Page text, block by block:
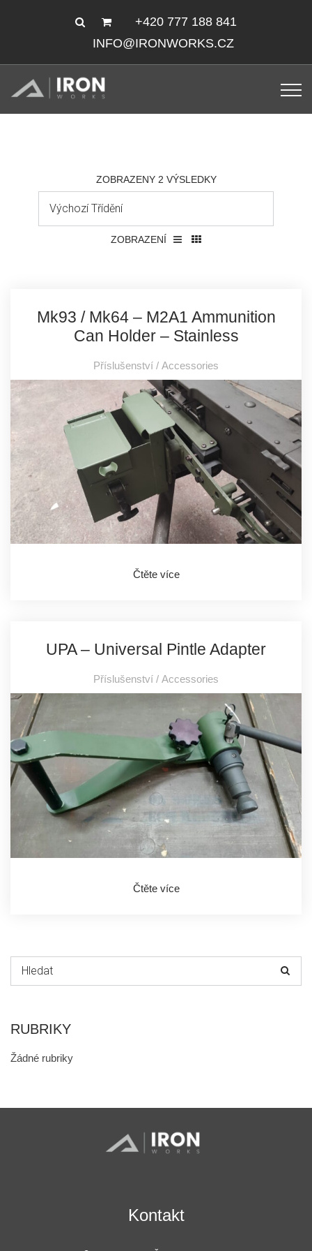
+420 777 188 841
INFO@IRONWORKS.CZ
ZOBRAZENY 2 VÝSLEDKY
ZOBRAZENÍ
Mk93 / Mk64 – M2A1 Ammunition
Can Holder – Stainless
Příslušenství / Accessories
Čtěte více
UPA – Universal Pintle Adapter
Příslušenství / Accessories
Čtěte více
Hledat:
RUBRIKY
Žádné rubriky
Kontakt